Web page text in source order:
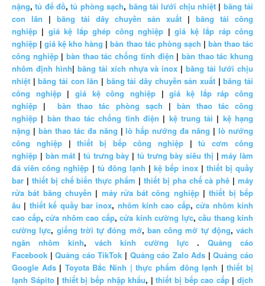
nặng,tủ để đồ,tủ phòng sạch, băng tải lưới chịu nhiệt| băng tải
con lăn | băng tải dây chuyền sản xuất | băng tải công
nghiệp | giá kệ lắp ghép công nghiệp |giá kệ lắp ráp công
nghiệp |giá kệ kho hàng |bàn thao tác phòng sạch | bàn thao tác
công nghiệp|bàn thao tác chống tĩnh điện | bàn thao tác khung
nhôm định hình| băng tải xích nhựa và inox |băng tải lưới chịu
nhiệt |băng tải con lăn | băng tải dây chuyền sản xuất |băng tải
công nghiệp|giá kệ công nghiệp |giá kệ lắp ráp công
nghiệp |bàn thao tác phòng sạch | bàn thao tác công
nghiệp | bàn thao tác chống tĩnh điện | kệ trung tải | kệ hạng
nặng | bàn thao tác đa năng |lò hấp nướng đa năng |lò nướng
công nghiệp|thiết bị bếp công nghiệp|tủ cơm công
nghiệp | bàn mát | tủ trưng bày | tủ trưng bày siêu thị |máy làm
đá viên công nghiệp | tủ đông lạnh |kệ bếp inox| thiết bị quầy
bar | thiết bị chế biến thực phẩm | thiết bị pha chế cà phê | máy
rửa bát băng chuyền | máy rửa bát công nghiệp|thiết bị bếp
âu | thiết kế quầy bar inox, nhôm kính cao cấp,cửa nhôm kính
cao cấp, cửa nhôm cao cấp, cửa kính cường lực, cầu thang kính
cường lực, giếng trời tự đóng mở, ban công mở tự động, vách
ngăn nhôm kính, vách kính cường lực . Quảng cáo
Facebook |Quảng cáo TikTok | Quảng cáo Zalo Ads |Quảng cáo
Google Ads| Toyota Bắc Ninh | thực phẩm đông lạnh |thiết bị
lạnh Sápito | thiết bị bếp nhập khẩu, |thiết bị bếp cao cấp|dịch